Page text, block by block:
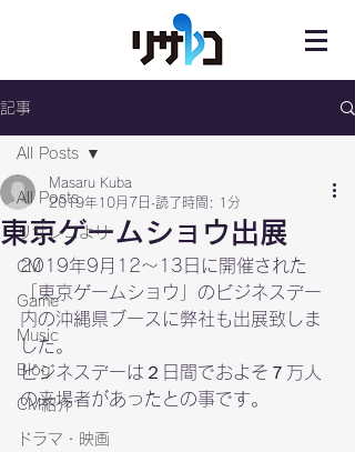
記事
All Posts
リサレコより
CM
Game
Music
Blog
CM紹介
ドラマ・映画
All Posts
東京ゲームショウ出展
Masaru Kuba
2019年10月7日 読了時間: 1分
2019年9月12～13日に開催された
「東京ゲームショウ」のビジネスデー
内の沖縄県ブースに弊社も出展致しま
した。
ビジネスデーは２日間でおよそ７万人
の来場者があったとの事です。